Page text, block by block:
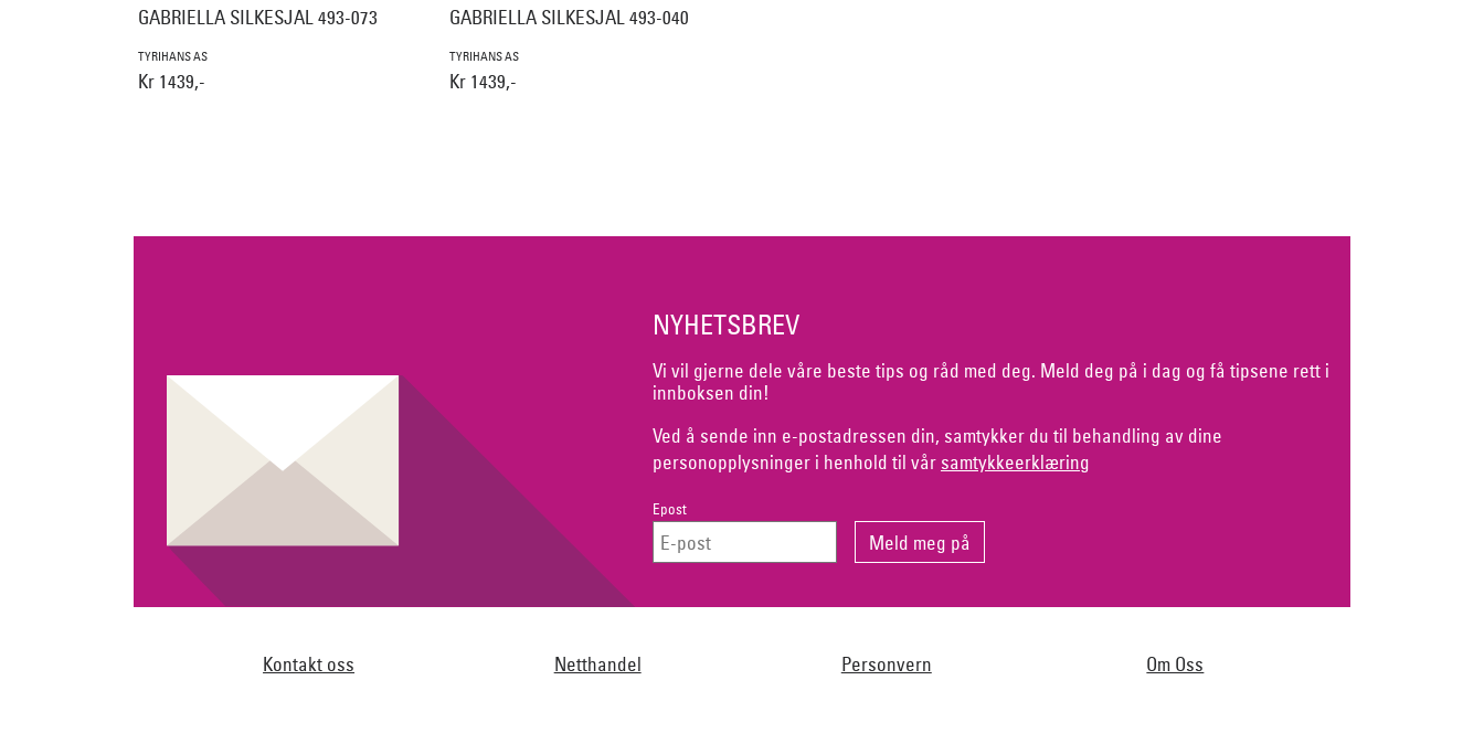
GABRIELLA SILKESJAL 493-073
TYRIHANS AS
Kr 1439,-
GABRIELLA SILKESJAL 493-040
TYRIHANS AS
Kr 1439,-
NYHETSBREV
Vi vil gjerne dele våre beste tips og råd med deg. Meld deg på i dag og få tipsene rett i
innboksen din!
Ved å sende inn e-postadressen din, samtykker du til behandling av dine
personopplysninger i henhold til vår samtykkeerklæring
Epost
Kontakt oss Netthandel Personvern Om Oss